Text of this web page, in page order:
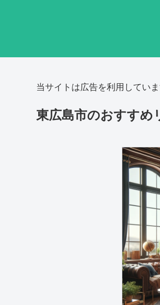
当サイトは広告を利用していま
東広島市のおすすめ